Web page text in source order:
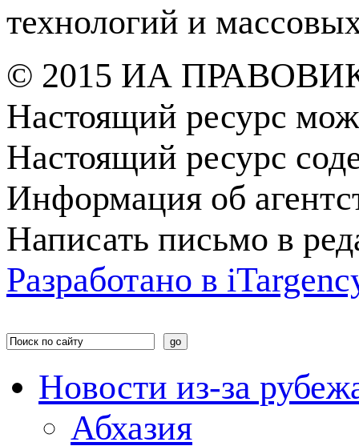
технологий и
© 2015 ИА
Настоящий ресурс
Настоящий ресурс
Информация об
Написать письмо в
Разработано в i
Новости из-за
Абхазия